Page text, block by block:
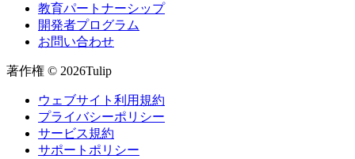
教育パートナーシップ
開発者プログラム
お問い合わせ
著作権 © 2026Tulip
ウェブサイト利用規約
プライバシーポリシー
サービス規約
サポートポリシー